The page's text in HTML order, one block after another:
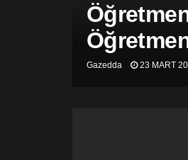
Gazedda 23 MART